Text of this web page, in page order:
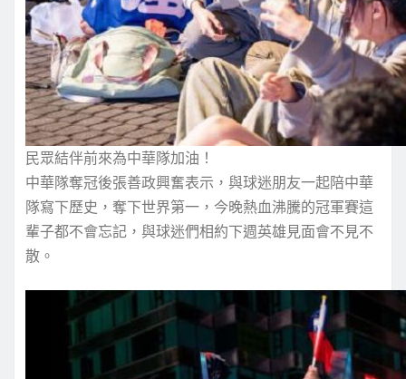
民眾結伴前來為中華隊加油！
中華隊奪冠後張善政興奮表示，與球迷朋友一起陪中華
隊寫下歷史，奪下世界第一，今晚熱血沸騰的冠軍賽這
輩子都不會忘記，與球迷們相約下週英雄見面會不見不
散。